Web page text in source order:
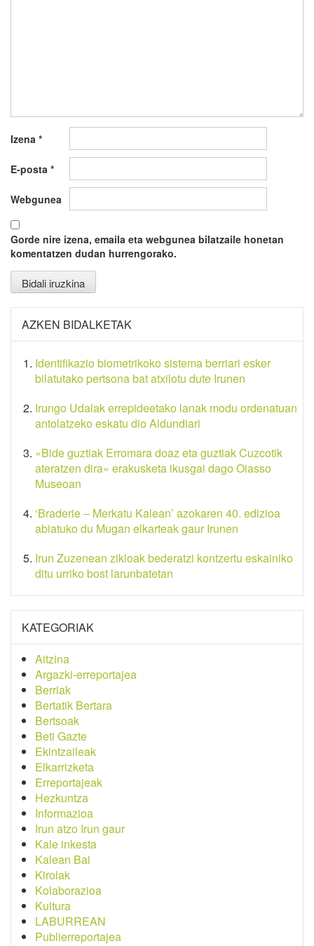
Izena *
E-posta *
Webgunea
Gorde nire izena, emaila eta webgunea bilatzaile honetan
komentatzen dudan hurrengorako.
AZKEN BIDALKETAK
Identifikazio biometrikoko sistema berriari esker
bilatutako pertsona bat atxilotu dute Irunen
Irungo Udalak errepideetako lanak modu ordenatuan
antolatzeko eskatu dio Aldundiari
«Bide guztiak Erromara doaz eta guztiak Cuzcotik
ateratzen dira» erakusketa ikusgai dago Oiasso
Museoan
‘Braderie – Merkatu Kalean’ azokaren 40. edizioa
abiatuko du Mugan elkarteak gaur Irunen
Irun Zuzenean zikloak bederatzi kontzertu eskainiko
ditu urriko bost larunbatetan
KATEGORIAK
Aitzina
Argazki-erreportajea
Berriak
Bertatik Bertara
Bertsoak
Beti Gazte
Ekintzaileak
Elkarrizketa
Erreportajeak
Hezkuntza
Informazioa
Irun atzo Irun gaur
Kale inkesta
Kalean Bai
Kirolak
Kolaborazioa
Kultura
LABURREAN
Publierreportajea